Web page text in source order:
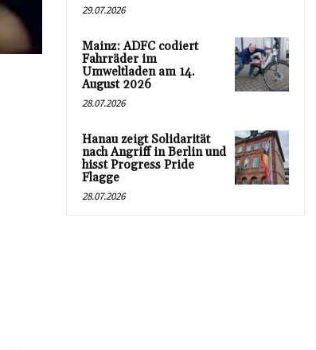
29.07.2026
Mainz: ADFC codiert
Fahrräder im
Umweltladen am 14.
August 2026
28.07.2026
Hanau zeigt Solidarität
nach Angriff in Berlin und
hisst Progress Pride
Flagge
28.07.2026